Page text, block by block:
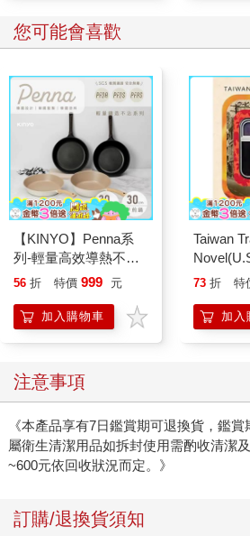
您可能會喜歡
【KINYO】Penna系
列-輕量高效導熱不沾
平煎鍋30cm
56 折 特價 999 元
加入購物車
Taiwan
edition)
73 折 特
加入
注意事項
《本產品享有7日鑑賞期可退換貨，鑑
屬衛生清潔用品如拆封使用需酌收清潔
~600元依回收狀況而定。》
訂購/退換貨須知